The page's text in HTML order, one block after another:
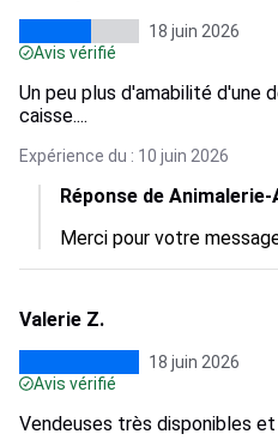
18 juin 2026
Avis vérifié
Un peu plus d'amabilité d'une
caisse....
Expérience du : 10 juin 2026
Réponse de
Merci pour votre
Valerie Z.
18 juin 2026
Avis vérifié
Vendeuses très disponibles